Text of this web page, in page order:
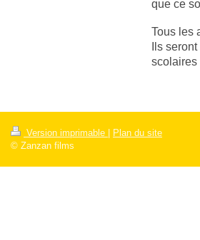
que ce
Tous les
Ils
scolaires
Version imprimable
Plan du site
© Zanzan films